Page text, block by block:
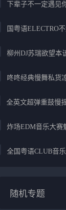
柳州DJ苏瑞欲望本
咚咚经典慢舞私货
全英文超弹重鼓慢
炸场EDM音乐大赛
随机专题